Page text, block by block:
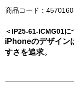
商品コード：
＜IP25-61-ICMG01に
iPhoneのデザイン
すさを追求。